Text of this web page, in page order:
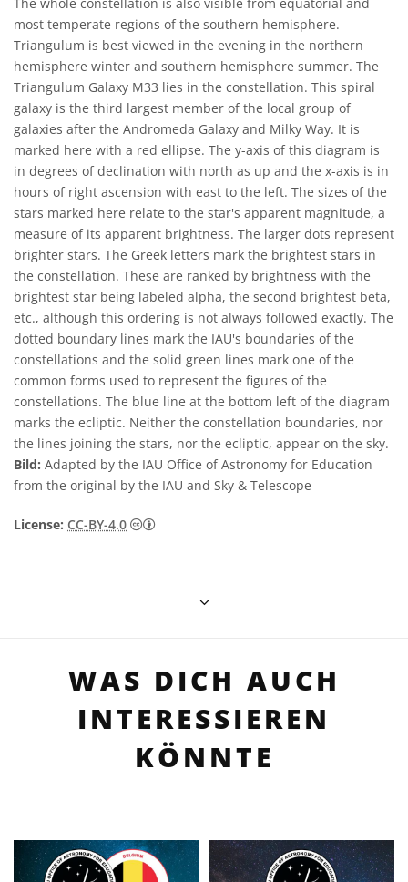
most temperate regions of the southern hemisphere.
Triangulum is best viewed in the evening in the northern
hemisphere winter and southern hemisphere summer. The
Triangulum Galaxy M33 lies in the constellation. This spiral
galaxy is the third largest member of the local group of
galaxies after the Andromeda Galaxy and Milky Way. It is
marked here with a red ellipse. The y-axis of this diagram is
in degrees of declination with north as up and the x-axis is in
hours of right ascension with east to the left. The sizes of the
stars marked here relate to the star's apparent magnitude, a
measure of its apparent brightness. The larger dots represent
brighter stars. The Greek letters mark the brightest stars in
the constellation. These are ranked by brightness with the
brightest star being labeled alpha, the second brightest beta,
etc., although this ordering is not always followed exactly. The
dotted boundary lines mark the IAU's boundaries of the
constellations and the solid green lines mark one of the
common forms used to represent the figures of the
constellations. The blue line at the bottom left of the diagram
marks the ecliptic. Neither the constellation boundaries, nor
the lines joining the stars, nor the ecliptic, appear on the sky.
Bild: Adapted by the IAU Office of Astronomy for Education
from the original by the IAU and Sky & Telescope
License: CC-BY-4.0 Creative Commons Namensnennung 4.0
WAS DICH AUCH
INTERESSIEREN
KÖNNTE